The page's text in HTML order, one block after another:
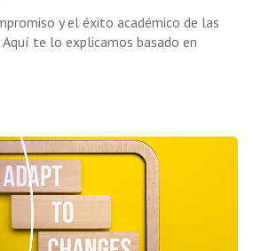
y el éxito académico de las
Aquí te lo explicamos basado en